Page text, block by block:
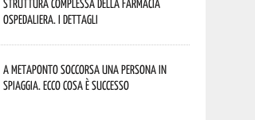
Struttura Complessa della Farmacia
Ospedaliera. I dettagli
A Metaponto soccorsa una persona in
spiaggia. Ecco cosa è successo